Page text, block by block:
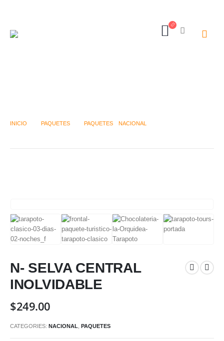
INICIO PAQUETES PAQUETES
NACIONAL
N- SELVA CENTRAL
INOLVIDABLE
$249.00
CATEGORIES: NACIONAL PAQUETES